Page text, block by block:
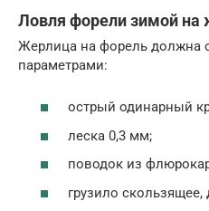
Ловля форели зимой
Жерлица на форель должна
параметрами:
острый одинарный
леска 0,3 мм;
поводок из
грузило скользящее,